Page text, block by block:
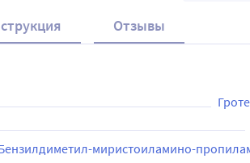
Отзывы
миристоиламино-